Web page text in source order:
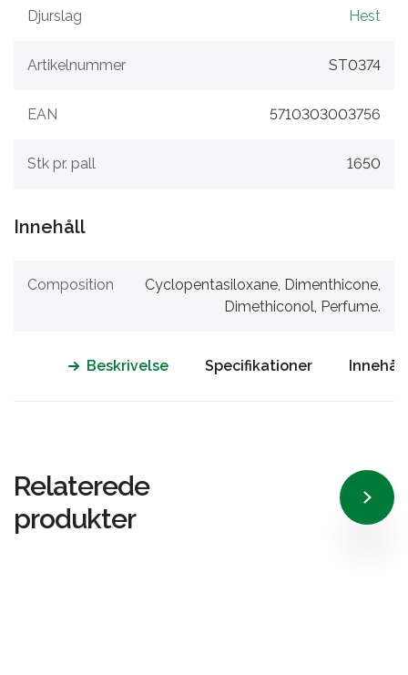
Djurslag Hest
Artikelnummer ST0374
EAN 5710303003756
Stk pr. pall 1650
Innehåll
Composition
Cyclopentasiloxane, Dimenthicone,
Dimethiconol, Perfume.
Beskrivelse Specifikationer Innehåll
Relaterede
produkter